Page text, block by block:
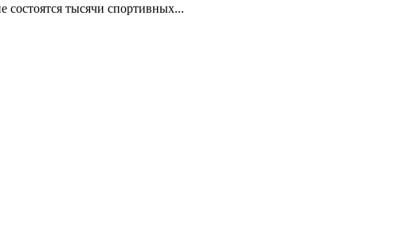
состоятся тысячи спортивных...